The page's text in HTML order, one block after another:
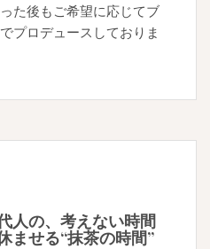
た後もご希望に応じてブ
プロデュースしておりま
人の、考えない時間
ませる“抹茶の時間”